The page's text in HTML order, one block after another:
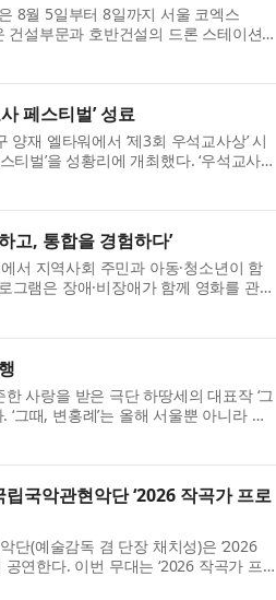
8월 5일부터 8일까지 서울 코엑스
건설부문과 호반건설의 드론 스테이션
개최한다...
페스티벌’ 성료
재 엘타워에서 ‘제3회 우석교사상’ 시
벌’을 성황리에 개최했다. ‘우석교사
...
고, 통합을 경험하다’
서 지역사회 주민과 아동·청소년이 함
그램은 장애·비장애가 함께 영화를 관람
하고 ...
사랑을 받은 극단 하땅세의 대표작 ‘그
그때, 변홍례’는 올해 서울뿐 아니라 부
...
국악관현악단 ‘2026 작곡가 프로
단(예술감독 겸 단장 채치성)은 ‘2026
연한다. 이번 무대는 ‘2026 작곡가 프
지...